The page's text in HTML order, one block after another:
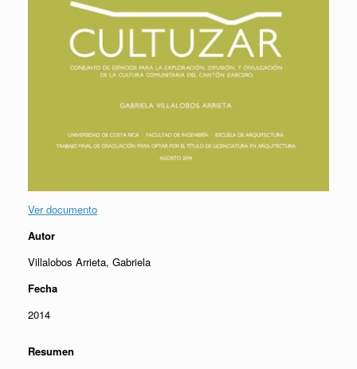
Ver documento
Autor
Villalobos Arrieta, Gabriela
Fecha
2014
Resumen